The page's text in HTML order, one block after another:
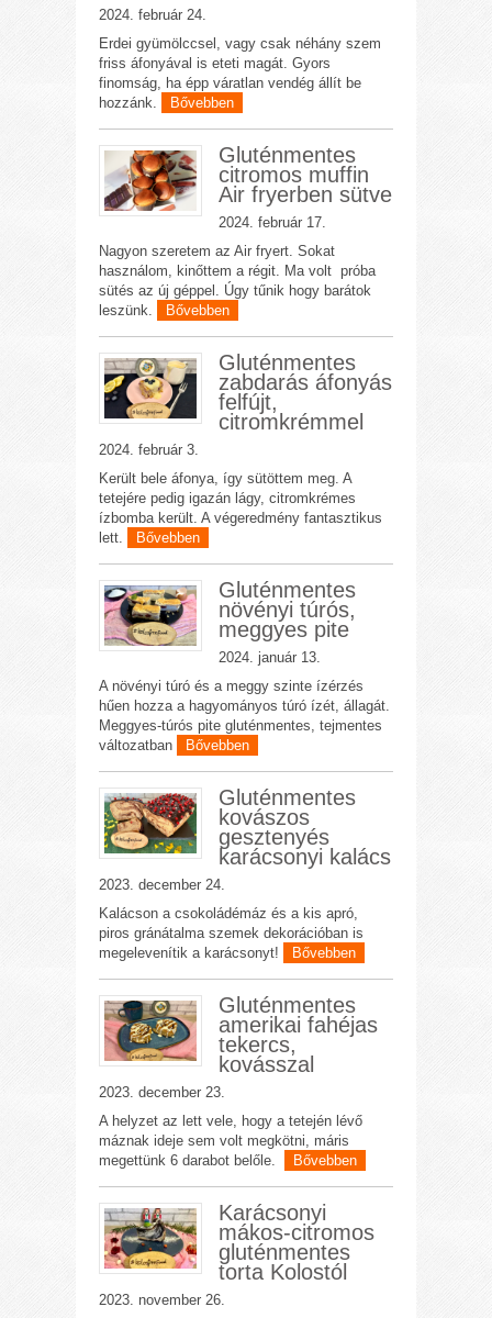
2024. február 24.
Erdei gyümölccsel, vagy csak néhány szem
friss áfonyával is eteti magát. Gyors
finomság, ha épp váratlan vendég állít be
hozzánk.
Bővebben
Gluténmentes
citromos muffin
Air fryerben sütve
2024. február 17.
Nagyon szeretem az Air fryert. Sokat
használom, kinőttem a régit. Ma volt próba
sütés az új géppel. Úgy tűnik hogy barátok
leszünk.
Bővebben
Gluténmentes
zabdarás áfonyás
felfújt,
citromkrémmel
2024. február 3.
Került bele áfonya, így sütöttem meg. A
tetejére pedig igazán lágy, citromkrémes
ízbomba került. A végeredmény fantasztikus
lett.
Bővebben
Gluténmentes
növényi túrós,
meggyes pite
2024. január 13.
A növényi túró és a meggy szinte ízérzés
hűen hozza a hagyományos túró ízét, állagát.
Meggyes-túrós pite gluténmentes, tejmentes
változatban
Bővebben
Gluténmentes
kovászos
gesztenyés
karácsonyi kalács
2023. december 24.
Kalácson a csokoládémáz és a kis apró,
piros gránátalma szemek dekorációban is
megelevenítik a karácsonyt!
Bővebben
Gluténmentes
amerikai fahéjas
tekercs,
kovásszal
2023. december 23.
A helyzet az lett vele, hogy a tetején lévő
máznak ideje sem volt megkötni, máris
megettünk 6 darabot belőle.
Bővebben
Karácsonyi
mákos-citromos
gluténmentes
torta Kolostól
2023. november 26.